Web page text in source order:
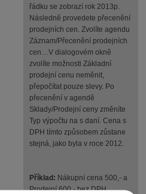
řádku se zobrazí rok 2013p.
Následně provedete přecenění
prodejních cen. Zvolíte agendu
Záznam/Přecenění prodejních
cen…V dialogovém okně
zvolíte možnosti Základní
prodejní cenu neměnit,
přepočítat pouze slevy. Po
přecenění v agendě
Sklady/Prodejní ceny změníte
Typ výpočtu na s daní. Cena s
DPH tímto způsobem zůstane
stejná, jako byla v roce 2012.
Příklad: Nákupní cena 500,- a
Prodejní 600,- bez DPH,